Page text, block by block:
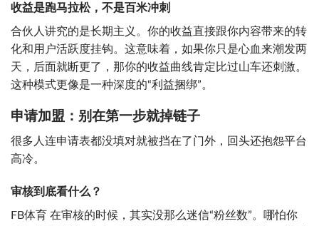
收益是跑马拉松，不是百米冲刺
合伙人讲究的是长期主义。你的收益直接跟你内容带来的转
化和用户活跃度挂钩。这意味着，如果你只是心血来潮发两
天，后面就断更了，那你的收益曲线肯定比过山车还刺激。
这种模式更像是一种深度的“利益捆绑”。
申请加盟：别在第一步就掉链子
很多人连申请表都没填对就被挡在了门外，回头还抱怨平台
高冷。
审核到底看什么？
FB体育 在审核的时候，其实没那么迷信“粉丝数”。哪怕你